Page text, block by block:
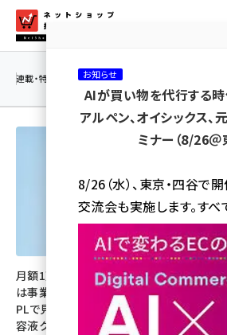
ン
ネットショップ担当
amazon (2260)
yahoo (1910)
楽天 (1878)
ecbeing (1213)
アスクル (1126)
base (1085)
連載・特集 | 海外
月額1万円の美容機器サブスク
は事業として回るのか？ 事業
PLで見る本体利用料と専用美
容液クロスセルのリアル
「世界
フォー
楽天の「
「AI店
お知らせ
AIが買い物を代行する時
アルペン、オイシックス
ミナー（8/26＠
8/26（水）、東京・四谷で
交流会も実施します。す